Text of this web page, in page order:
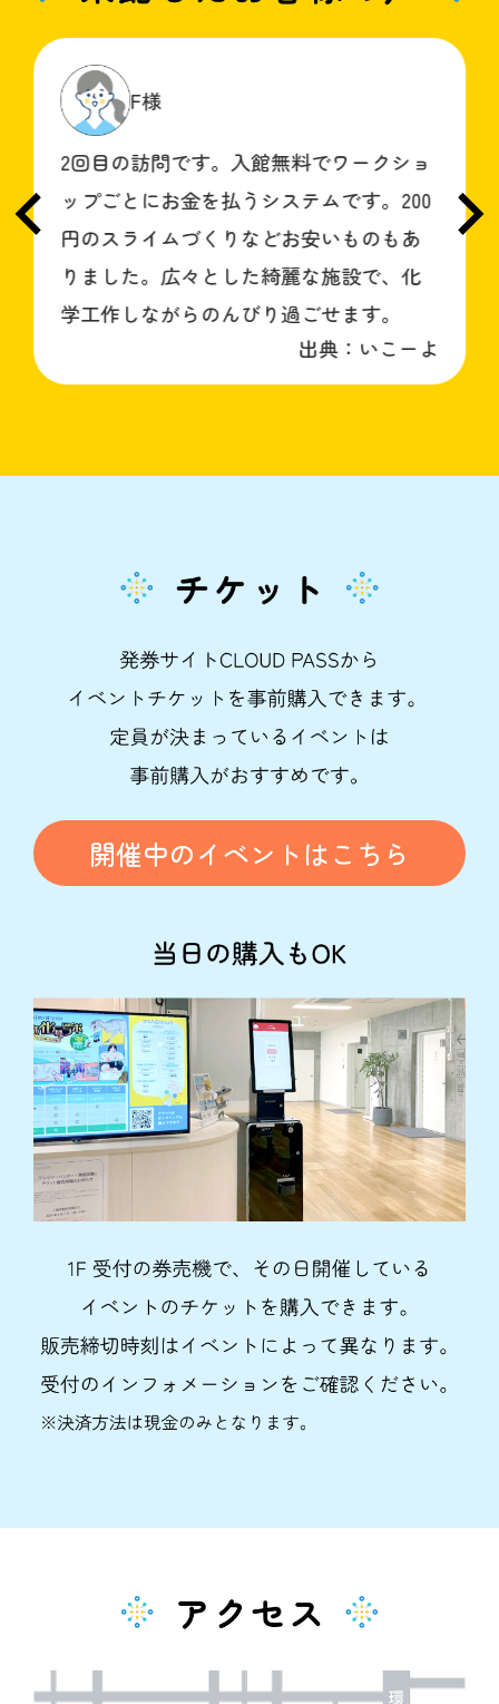
です。入館無料でワークショ
お金を払うシステムです。200
ムづくりなどお安いものもあ
広々とした綺麗な施設で、化
がらのんびり過ごせます。
ビスマス
です。ど
のが感動
を錫で作
開催中のイベントはこちら